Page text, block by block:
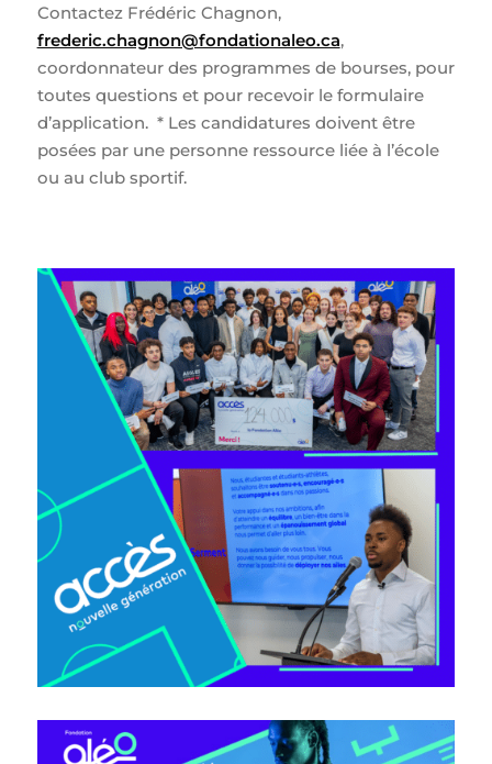
Contactez Frédéric Chagnon,
frederic.chagnon@fondationaleo.ca,
coordonnateur des programmes de bourses, pour
toutes questions et pour recevoir le formulaire
d’application. * Les candidatures doivent être
posées par une personne ressource liée à l’école
ou au club sportif.